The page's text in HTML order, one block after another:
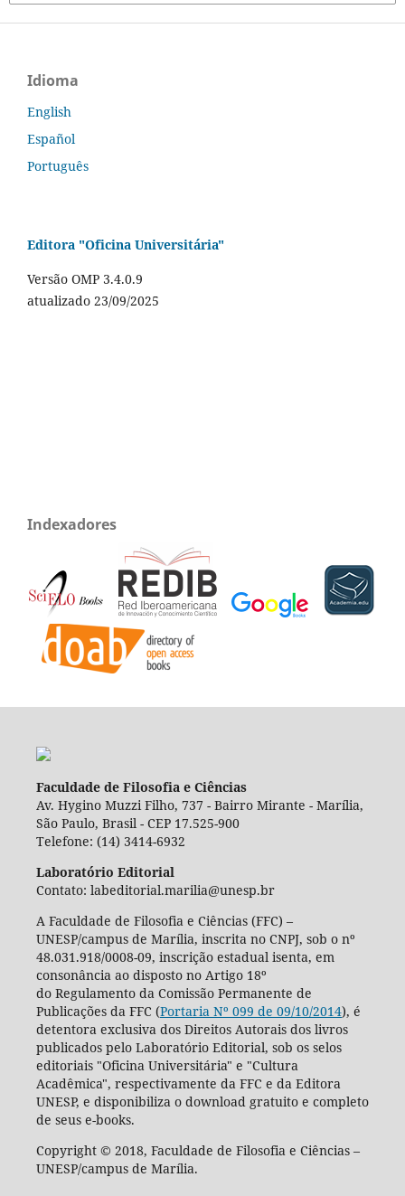
Idioma
English
Español
Português
Editora "Oficina Universitária"
Versão OMP 3.4.0.9
atualizado 23/09/2025
Indexadores
Faculdade de Filosofia e Ciências
Av. Hygino Muzzi Filho, 737 - Bairro Mirante - Marília,
São Paulo, Brasil - CEP 17.525-900
Telefone: (14) 3414-6932
Laboratório Editorial
Contato: labeditorial.marilia@unesp.br
A Faculdade de Filosofia e Ciências (FFC) –
UNESP/campus de Marília, inscrita no CNPJ, sob o nº
48.031.918/0008-09, inscrição estadual isenta, em
consonância ao disposto no Artigo 18º
do Regulamento da Comissão Permanente de
Publicações da FFC (Portaria Nº 099 de 09/10/2014), é
detentora exclusiva dos Direitos Autorais dos livros
publicados pelo Laboratório Editorial, sob os selos
editoriais "Oficina Universitária" e "Cultura
Acadêmica", respectivamente da FFC e da Editora
UNESP, e disponibiliza o download gratuito e completo
de seus e-books.
Copyright © 2018, Faculdade de Filosofia e Ciências –
UNESP/campus de Marília.